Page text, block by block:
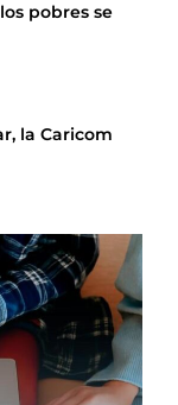
pobres se
la Caricom